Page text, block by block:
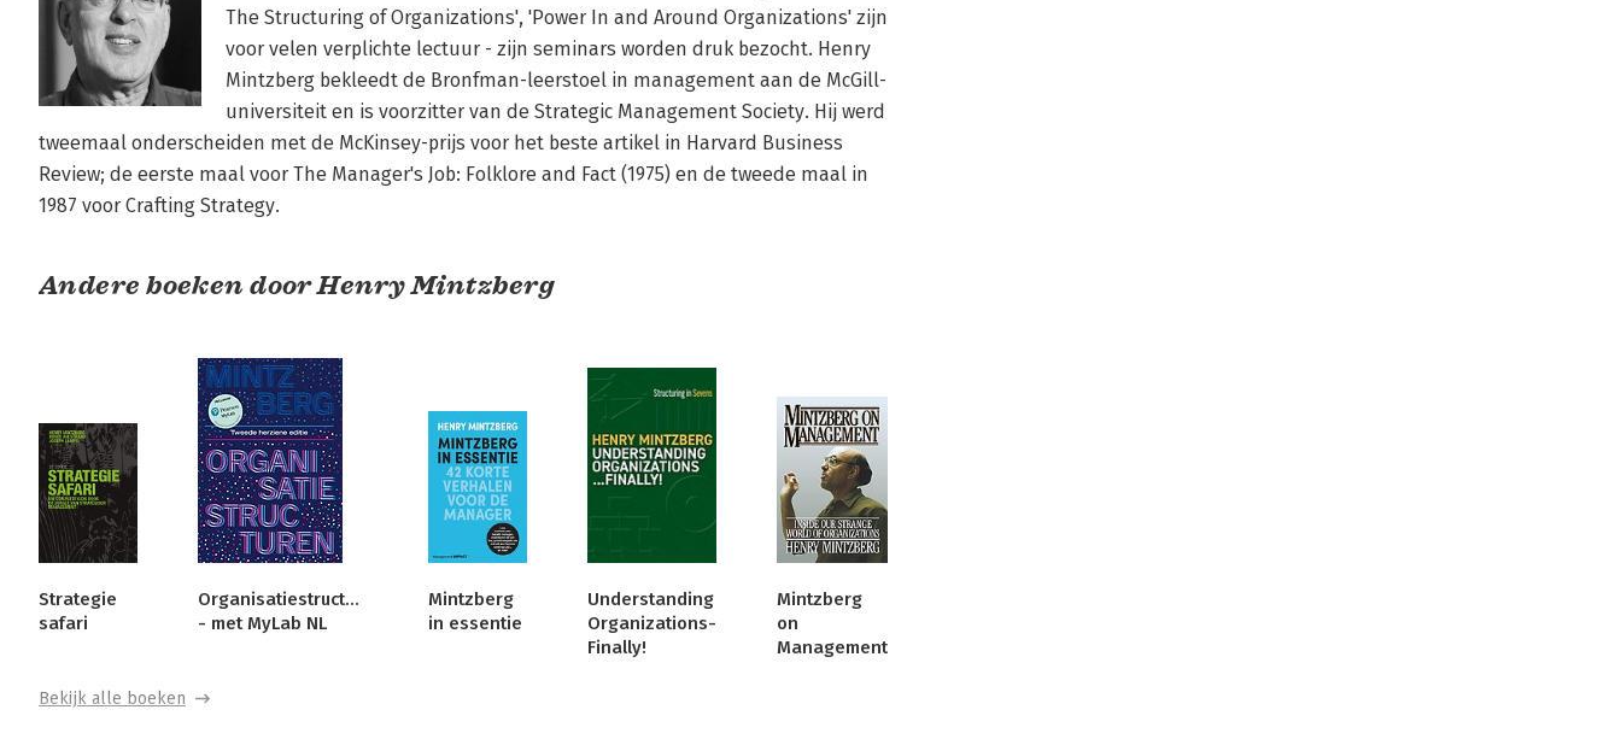
The Structuring of Organizations', 'Power In and Around Organizations' zijn
voor velen verplichte lectuur - zijn seminars worden druk bezocht. Henry
Mintzberg bekleedt de Bronfman-leerstoel in management aan de McGill-
universiteit en is voorzitter van de Strategic Management Society. Hij werd
tweemaal onderscheiden met de McKinsey-prijs voor het beste artikel in Harvard Business
Review; de eerste maal voor The Manager's Job: Folklore and Fact (1975) en de tweede maal in
1987 voor Crafting Strategy.
Andere boeken door Henry Mintzberg
Strategie
safari
Organisatiestructuren
- met MyLab NL
Mintzberg
in essentie
Understanding
Organizations-
Finally!
Mintzberg
on
Management
Bekijk alle boeken